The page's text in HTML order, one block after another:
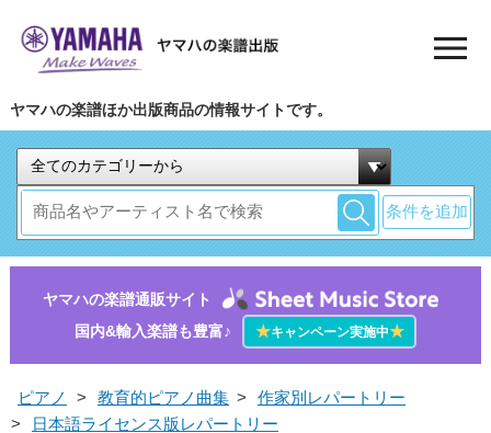
ヤマハの楽譜ほか出版商品の情報サイトです。
条件を追加
ヤマハの楽譜通販サイト
国内&輸入楽譜も豊富♪
★キャンペーン実施中★
ピアノ > 教育的ピアノ曲集 >
作家別レパートリー
>
日本語ライセンス版レパートリー